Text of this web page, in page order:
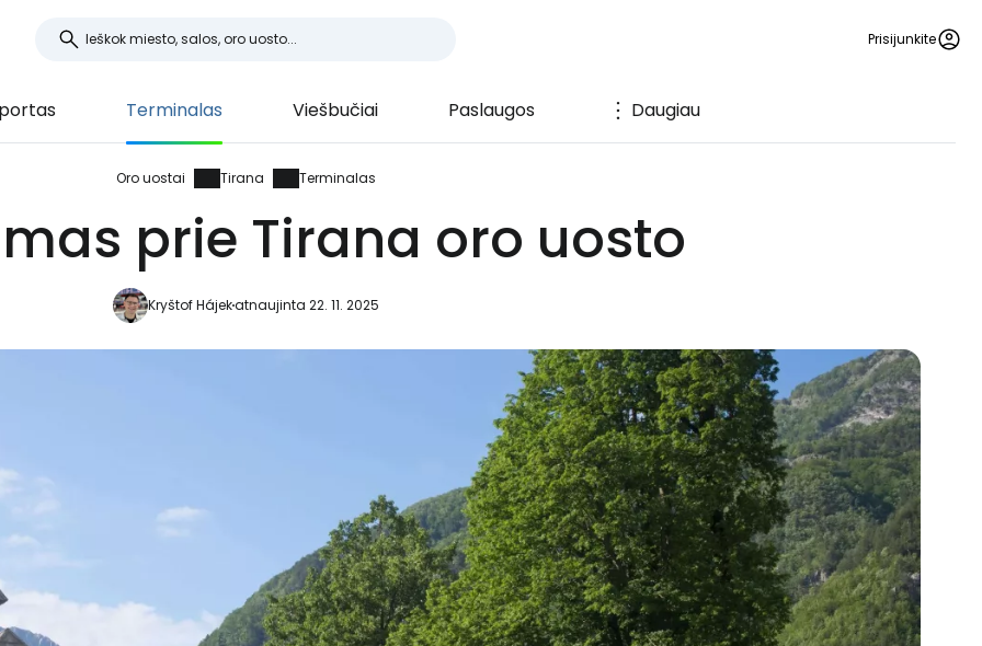
Prisijunkite
Terminalas Viešbučiai Paslaugos Daugiau
Oro uostai Tirana Terminalas
prie Tirana oro uosto
Kryštof Hájekatnaujinta 22. 11. 2025